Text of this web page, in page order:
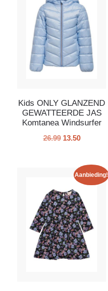
Kids ONLY GLANZEND
GEWATTEERDE JAS
Komtanea Windsurfer
26.99 13.50
Aanbieding!